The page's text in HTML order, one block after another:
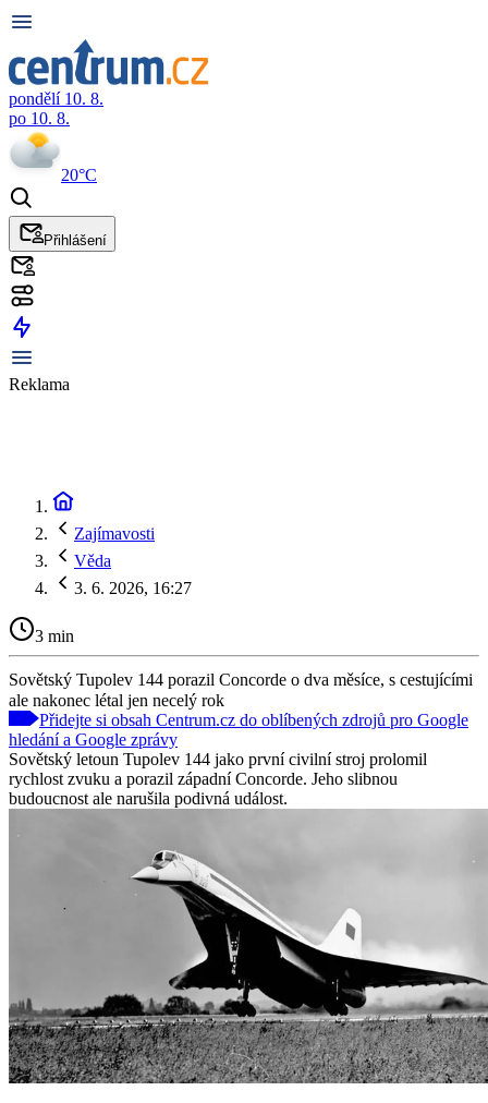
pondělí 10. 8.
po 10. 8.
20°C
Přihlášení
Reklama
Zajímavosti
Věda
3. 6. 2026, 16:27
3 min
Sovětský Tupolev 144 porazil Concorde o dva měsíce, s cestujícími
ale nakonec létal jen necelý rok
Přidejte si obsah Centrum.cz do oblíbených zdrojů pro Google
hledání a Google zprávy
Sovětský letoun Tupolev 144 jako první civilní stroj prolomil
rychlost zvuku a porazil západní Concorde. Jeho slibnou
budoucnost ale narušila podivná událost.